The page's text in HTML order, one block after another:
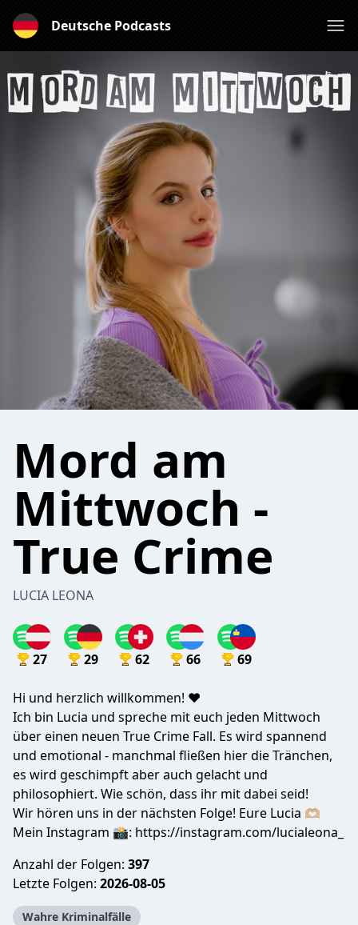
Deutsche Podcasts
Mord am
Mittwoch -
True Crime
LUCIA LEONA
27 29 62 66 69
Hi und herzlich willkommen! ♥️
Ich bin Lucia und spreche mit euch jeden Mittwoch
über einen neuen True Crime Fall. Es wird spannend
und emotional - manchmal fließen hier die Tränchen,
es wird geschimpft aber auch gelacht und
philosophiert. Wie schön, dass ihr mit dabei seid!
Wir hören uns in der nächsten Folge! Eure Lucia 🫶🏼
Mein Instagram 📸: https://instagram.com/lucialeona_
Anzahl der Folgen: 397
Letzte Folgen: 2026-08-05
Wahre Kriminalfälle